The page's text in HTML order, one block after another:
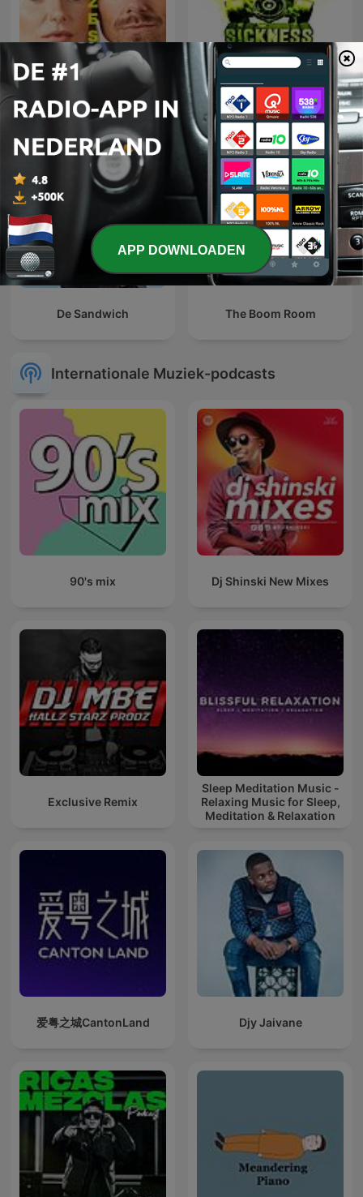
TOXIC SICKNESS RADIO
SHOWS
De Sandwich The Boom Room
Internationale Muziek-podcasts
90's mix Dj Shinski New Mixes
Exclusive Remix
Sleep Meditation Music -
Relaxing Music for Sleep,
Meditation & Relaxation
爱粤之城CantonLand Djy Jaivane
APP DOWNLOADEN